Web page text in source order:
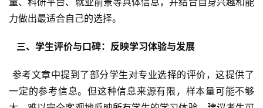
力做出最适合自己的选择。
  三、学生评价与口碑：反映学习体验与发展
一定的参考信息。但这种信息来源有限，样本量可能不够